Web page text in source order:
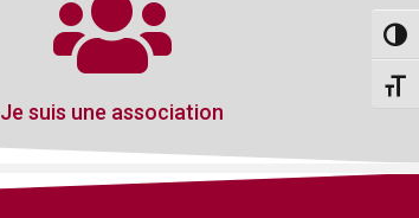
Je suis une association